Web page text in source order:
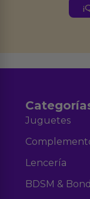
Juguetes
Lencería
BDSM &